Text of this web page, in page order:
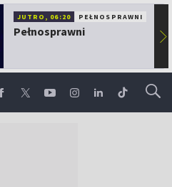
JUTRO, 06:20 PEŁNOSPRAWNI
Pełnosprawni ▶